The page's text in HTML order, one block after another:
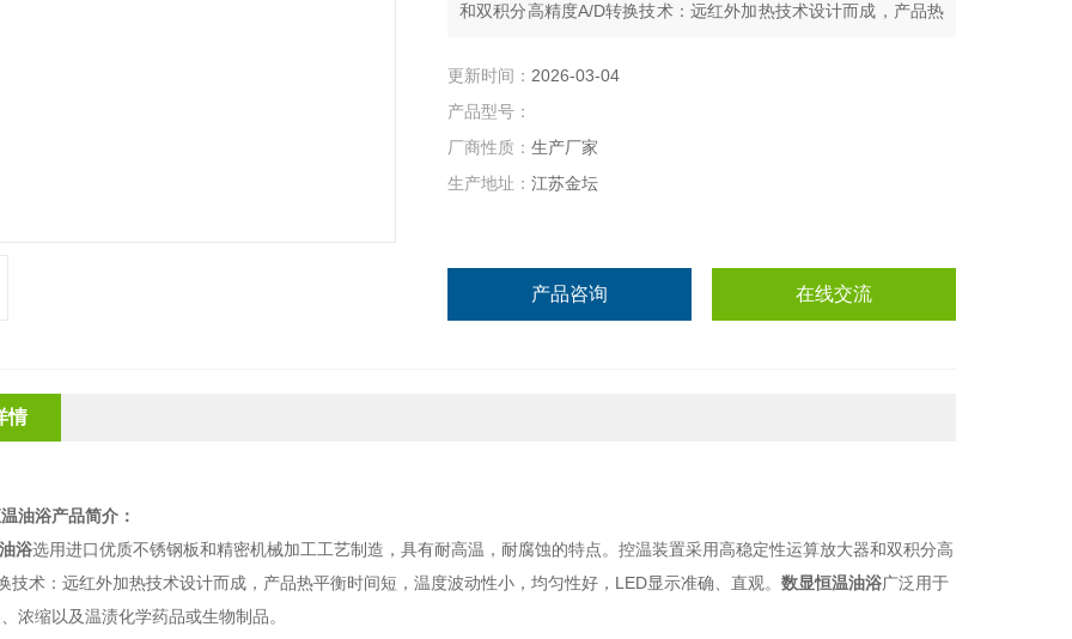
和双积分高精度A/D转换技术：远红外加热技术设计而成，产品热
观。 该产品广泛用于蒸馏、干燥、浓缩以及温渍化学药品或
更新时间： 2026-03-04
产品型号：
厂商性质： 生产厂家
生产地址： 江苏金坛
产品咨询 在线交流
情
油浴产品简介：
浴选用进口优质不锈钢板和精密机械加工工艺制造，具有耐高温，耐腐蚀的特点。控温装置采用高稳定性运算放大器和双积分高
技术：远红外加热技术设计而成，产品热平衡时间短，温度波动性小，均匀性好，LED显示准确、直观。 数显恒温油浴广泛用于
浓缩以及温渍化学药品或生物制品。